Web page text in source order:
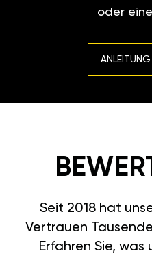
oder
Seit 2018 hat
Vertrauen
Erfahren Sie,